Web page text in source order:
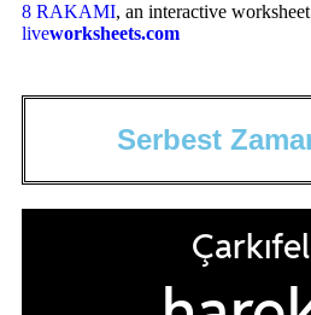
8 RAKAMI, an interactive
liveworksheets.com
Serbest Zama